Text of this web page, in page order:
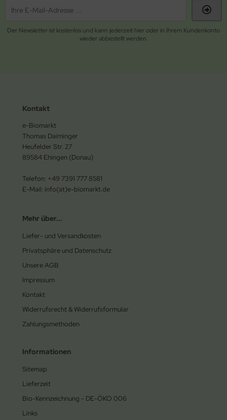
Der Newsletter ist kostenlos und kann jederzeit hier oder in Ihrem Kundenkonto
wieder abbestellt werden.
Kontakt
e-Biomarkt
Thomas Daiminger
Heufelder Str. 27
89584 Ehingen (Donau)
Telefon: +49 7391 777 8581
E-Mail: info(at)e-biomarkt.de
Mehr über...
Liefer- und Versandkosten
Privatsphäre und Datenschutz
Unsere AGB
Impressum
Kontakt
Widerrufsrecht & Widerrufsformular
Zahlungsmethoden
Informationen
Sitemap
Lieferzeit
Bio-Kennzeichnung - DE-ÖKO 006
Links